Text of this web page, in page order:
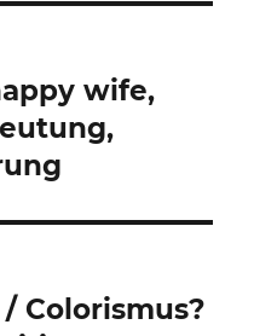
wife,
Colorismus?